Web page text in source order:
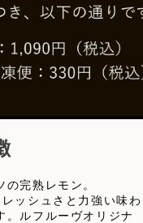
完熟レモン。
ッシュさと力強い味わ
。ルフルーヴオリジナ